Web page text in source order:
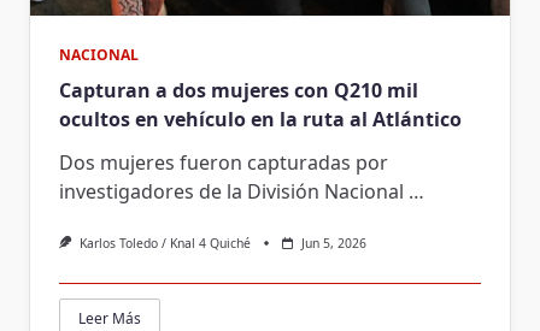
NACIONAL
Capturan a dos mujeres con Q210 mil
ocultos en vehículo en la ruta al Atlántico
Dos mujeres fueron capturadas por
investigadores de la División Nacional …
Karlos Toledo / Knal 4 Quiché Jun 5, 2026
Leer Más